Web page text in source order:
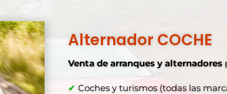
Alternador COCHE
Venta de arranques y alternadores
✔ Coches y turismos (todas las